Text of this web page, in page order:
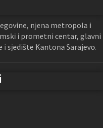
njena metropola i
i prometni centar, glavni
i sjedište Kantona Sarajevo.